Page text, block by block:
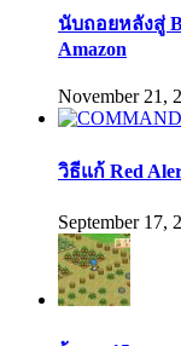
นับถอยหลังสู่
Amazon
November 21,
วิธีแก้ Red
September 17,